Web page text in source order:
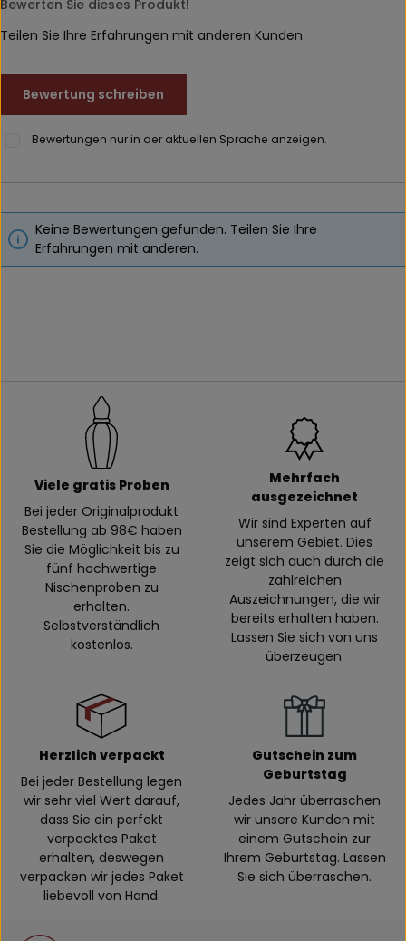
Durchschnittliche Bewertung von 0 von 5 Sternen
Bewerten Sie dieses Produkt!
Teilen Sie Ihre Erfahrungen mit anderen Kunden.
Bewertung schreiben
Bewertungen nur in der aktuellen Sprache anzeigen.
Keine Bewertungen gefunden. Teilen Sie Ihre
Erfahrungen mit anderen.
Viele gratis Proben
Bei jeder Originalprodukt
Bestellung ab 98€ haben
Sie die Möglichkeit bis zu
fünf hochwertige
Nischenproben zu
erhalten.
Selbstverständlich
kostenlos.
Mehrfach
ausgezeichnet
Wir sind Experten auf
unserem Gebiet. Dies
zeigt sich auch durch die
zahlreichen
Auszeichnungen, die wir
bereits erhalten haben.
Lassen Sie sich von uns
überzeugen.
Herzlich verpackt
Bei jeder Bestellung legen
wir sehr viel Wert darauf,
dass Sie ein perfekt
verpacktes Paket
erhalten, deswegen
verpacken wir jedes Paket
liebevoll von Hand.
Gutschein zum
Geburtstag
Jedes Jahr überraschen
wir unsere Kunden mit
einem Gutschein zur
Ihrem Geburtstag. Lassen
Sie sich überraschen.